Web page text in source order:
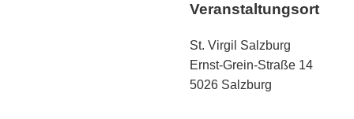
Veranstaltungsort
St. Virgil Salzburg
Ernst-Grein-Straße 14
5026 Salzburg